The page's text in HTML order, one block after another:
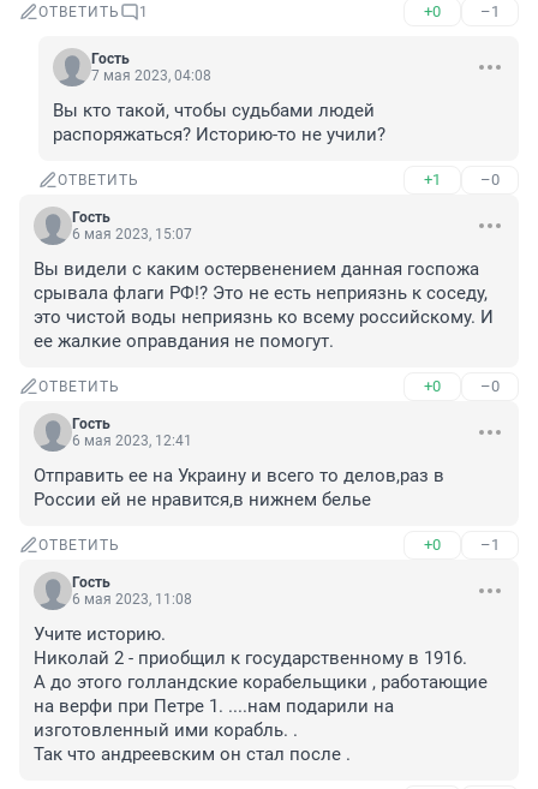
ОТВЕТИТЬ 1 +0 –1
Гость
7 мая 2023, 04:08
Вы кто такой, чтобы судьбами людей
распоряжаться? Историю-то не учили?
ОТВЕТИТЬ +1 –0
Гость
6 мая 2023, 15:07
Вы видели с каким остервенением данная госпожа
срывала флаги РФ!? Это не есть неприязнь к соседу,
это чистой воды неприязнь ко всему российскому. И
ее жалкие оправдания не помогут.
ОТВЕТИТЬ +0 –0
Гость
6 мая 2023, 12:41
Отправить ее на Украину и всего то делов,раз в
России ей не нравится,в нижнем белье
ОТВЕТИТЬ +0 –1
Гость
6 мая 2023, 11:08
Учите историю.
Николай 2 - приобщил к государственному в 1916.
А до этого голландские корабельщики , работающие
на верфи при Петре 1. ....нам подарили на
изготовленный ими корабль. .
Так что андреевским он стал после .